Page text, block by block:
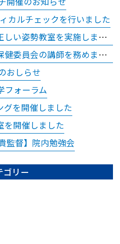
カルチェックを行いました
【知多市立旭東小学校】正しい姿勢教室を実施しました
【加木屋南小学校】学校保健委員会の講師を務めました
おしらせ
フォーラム
グを開催しました
を開催しました
監督】院内勉強会
ゴリー